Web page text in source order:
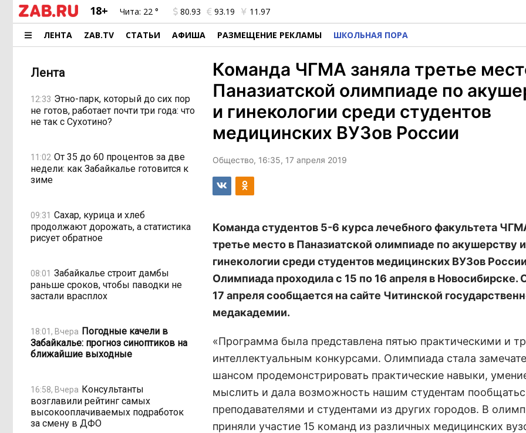
18+ Чита: 22 ° 80.93 93.19 11.97
ЛЕНТА ZAB.TV СТАТЬИ АФИША РАЗМЕЩЕНИЕ РЕКЛАМЫ ШКОЛЬНАЯ ПОРА
Лента
12:33 Этно-парк, который до сих пор
не готов, работает почти три года: что
не так с Сухотино?
11:02 От 35 до 60 процентов за две
недели: как Забайкалье готовится к
зиме
09:31 Сахар, курица и хлеб
продолжают дорожать, а статистика
рисует обратное
08:01 Забайкалье строит дамбы
раньше сроков, чтобы паводки не
застали врасплох
18:01, Вчера Погодные качели в
Забайкалье: прогноз синоптиков на
ближайшие выходные
16:58, Вчера Консультанты
возглавили рейтинг самых
высокооплачиваемых подработок
за смену в ДФО
Команда ЧГМА заняла третье
Паназиатской олимпиаде по
и гинекологии среди студентов
медицинских ВУЗов России
Общество, 16:35, 17 апреля 2019
Команда студентов 5-6 курса лечебного факультета
третье место в Паназиатской олимпиаде по акушерству и
гинекологии среди студентов медицинских ВУЗов
Олимпиада проходила с 15 по 16 апреля в Новосибирске.
17 апреля сообщается на сайте Читинской
медакадемии.
«Программа была представлена пятью практическими и
интеллектуальным конкурсами. Олимпиада стала
шансом продемонстрировать практические навыки,
мыслить и дала возможность нашим студентам
преподавателями и студентами из других городов. В
приняли участие 15 команд из различных медицинских